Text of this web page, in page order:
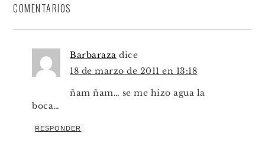
COMENTARIOS
Barbaraza dice
18 de marzo de 2011 en 13:18
ñam ñam… se me hizo agua la
boca…
RESPONDER